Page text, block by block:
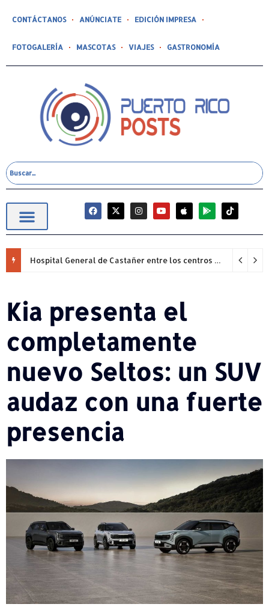
CONTÁCTANOS ANÚNCIATE EDICIÓN IMPRESA
FOTOGALERÍA MASCOTAS VIAJES GASTRONOMÍA
Hospital General de Castañer entre los centros de salud comunitarios con mejor desempeño clínico de Estados Unidos
Kia presenta el
completamente
nuevo Seltos: un SUV
audaz con una fuerte
presencia